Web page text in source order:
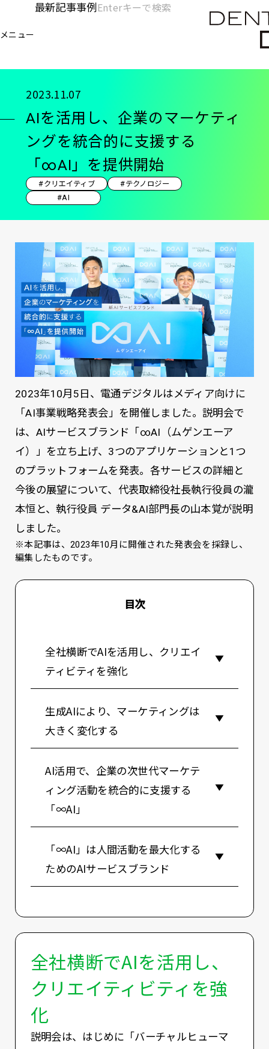
ン
ン
ツ
メニュー
[KC]
-
メ
イ
最新記事事例
検
索
AI
AIを活用し、企業のマーケティ
ングを統合的に支援する
「∞AI」を提供開始
2023.11.07
#クリエイティブ
#テクノロジー
#AI
2023年10月5日、電通デジタルはメディア向けに
「AI事業戦略発表会」を開催しました。説明会で
は、AIサービスブランド「∞AI（ムゲンエーア
イ）」を立ち上げ、3つのアプリケーションと1つ
のプラットフォームを発表。各サービスの詳細と
今後の展望について、代表取締役社長執行役員の瀧
本恒と、執行役員 データ&AI部門長の山本覚が説明
しました。
※本記事は、2023年10月に開催された発表会を採録し、
編集したものです。
目次
全社横断でAIを活用し、クリエイ
ティビティを強化
生成AIにより、マーケティングは
大きく変化する
AI活用で、企業の次世代マーケテ
ィング活動を統合的に支援する
「∞AI」
「∞AI」は人間活動を最大化する
ためのAIサービスブランド
全社横断でAIを活用し、
クリエイティビティを強
化
説明会は、はじめに「バーチャルヒューマ